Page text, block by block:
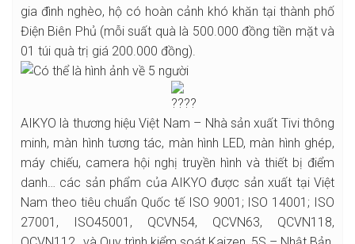
gia đình nghèo, hộ có hoàn cảnh khó khăn tại thành phố
Điện Biên Phủ (mỗi suất quà là 500.000 đồng tiền mặt và
01 túi quà trị giá 200.000 đồng).
AIKYO là thương hiệu Việt Nam – Nhà sản xuất Tivi thông
minh, màn hình tương tác, màn hình LED, màn hình ghép,
máy chiếu, camera hội nghị truyền hình và thiết bị điểm
danh… các sản phẩm của AIKYO được sản xuất tại Việt
Nam theo tiêu chuẩn Quốc tế ISO 9001; ISO 14001; ISO
27001, ISO45001, QCVN54, QCVN63, QCVN118,